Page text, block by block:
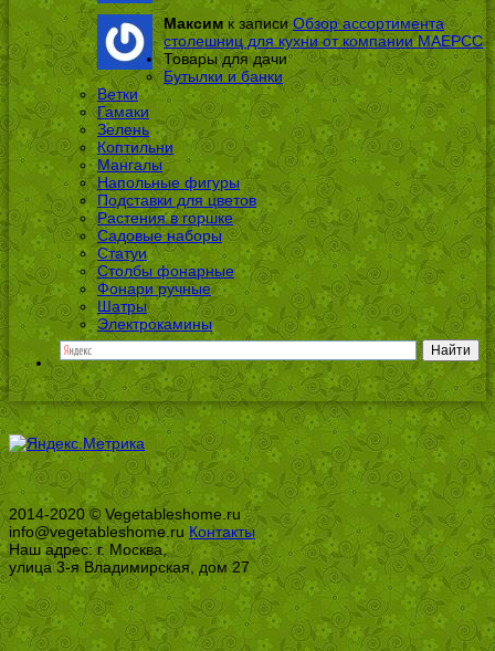
Максимк записиОбзор ассортимента
столешниц для кухни от компании МАЕРСС
Товары для дачи
Бутылки и банки
Ветки
Гамаки
Зелень
Коптильни
Мангалы
Напольные фигуры
Подставки для цветов
Растения в горшке
Садовые наборы
Статуи
Столбы фонарные
Фонари ручные
Шатры
Электрокамины
2014-2020 © Vegetableshome.ru
info@vegetableshome.ruКонтакты
Наш адрес: г. Москва,
улица 3-я Владимирская, дом 27